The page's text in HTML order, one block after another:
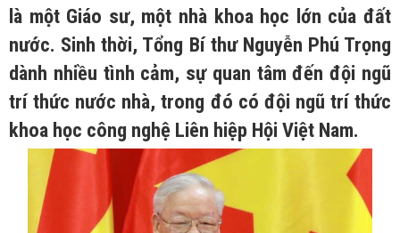
là một Giáo sư, một nhà khoa học lớn của đất
nước. Sinh thời, Tổng Bí thư Nguyễn Phú Trọng
dành nhiều tình cảm, sự quan tâm đến đội ngũ
trí thức nước nhà, trong đó có đội ngũ trí thức
khoa học công nghệ Liên hiệp Hội Việt Nam.